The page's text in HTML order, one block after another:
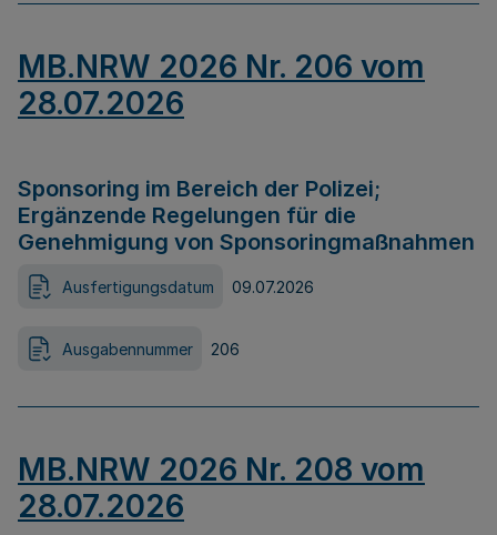
MB.NRW 2026 Nr. 206 vom
28.07.2026
Sponsoring im Bereich der Polizei;
Ergänzende Regelungen für die
Genehmigung von Sponsoringmaßnahmen
Ausfertigungsdatum 09.07.2026
Ausgabennummer 206
MB.NRW 2026 Nr. 208 vom
28.07.2026